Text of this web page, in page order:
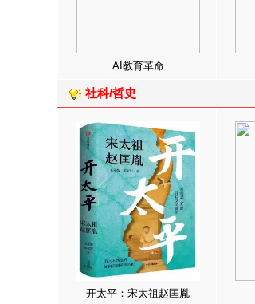
AI教育革命
社科/哲史
开太平：宋太祖赵匡胤